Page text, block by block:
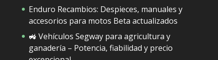
Enduro Recambios: Despieces, manuales y
accesorios para motos Beta actualizados
🚜 Vehículos Segway para agricultura y
ganadería – Potencia, fiabilidad y precio